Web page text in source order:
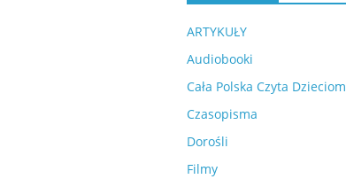
ARTYKUŁY
Audiobooki
Cała Polska Czyta Dzieciom
Czasopisma
Dorośli
Filmy